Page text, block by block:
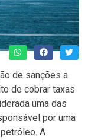
de sanções a
de cobrar taxas
uma das
por uma
A